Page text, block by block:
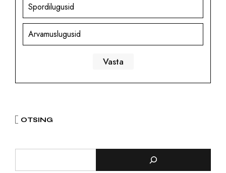
Spordilugusid
Arvamuslugusid
OTSING